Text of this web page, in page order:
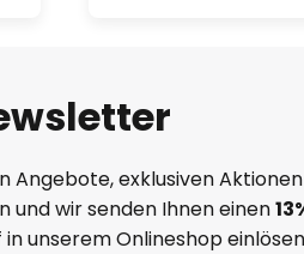
Angebote, exklusiven
wir senden Ihnen einen
unserem Onlineshop